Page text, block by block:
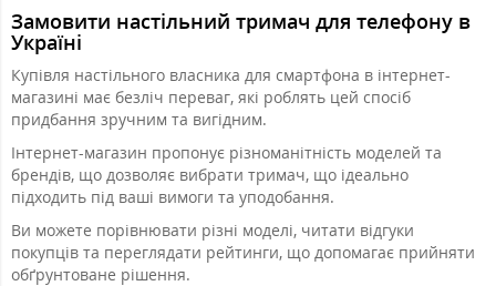
Замовити настільний тримач для телефону в
Україні
Купівля настільного власника для смартфона в інтернет-
магазині має безліч переваг, які роблять цей спосіб
придбання зручним та вигідним.
Інтернет-магазин пропонує різноманітність моделей та
брендів, що дозволяє вибрати тримач, що ідеально
підходить під ваші вимоги та уподобання.
Ви можете порівнювати різні моделі, читати відгуки
покупців та переглядати рейтинги, що допомагає прийняти
обґрунтоване рішення.